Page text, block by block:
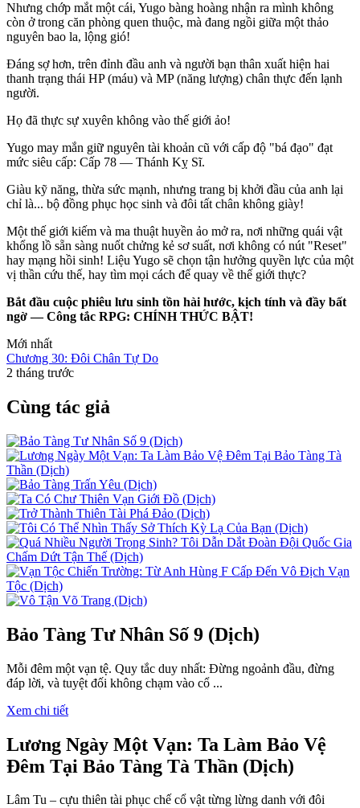
Nhưng chớp mắt một cái, Yugo bàng hoàng nhận ra mình không
còn ở trong căn phòng quen thuộc, mà đang ngồi giữa một thảo
nguyên bao la, lộng gió!
Đáng sợ hơn, trên đỉnh đầu anh và người bạn thân xuất hiện hai
thanh trạng thái HP (máu) và MP (năng lượng) chân thực đến lạnh
người.
Họ đã thực sự xuyên không vào thế giới ảo!
Yugo may mắn giữ nguyên tài khoản cũ với cấp độ "bá đạo" đạt
mức siêu cấp: Cấp 78 — Thánh Kỵ Sĩ.
Giàu kỹ năng, thừa sức mạnh, nhưng trang bị khởi đầu của anh lại
chỉ là... bộ đồng phục học sinh và đôi tất chân không giày!
Một thế giới kiếm và ma thuật huyền ảo mở ra, nơi những quái vật
khổng lồ sẵn sàng nuốt chửng kẻ sơ suất, nơi không có nút "Reset"
hay mạng hồi sinh! Liệu Yugo sẽ chọn tận hưởng quyền lực của một
vị thần cứu thế, hay tìm mọi cách để quay về thế giới thực?
Bắt đầu cuộc phiêu lưu sinh tồn hài hước, kịch tính và đầy bất
ngờ — Công tắc RPG: CHÍNH THỨC BẬT!
Mới nhất
Chương 30: Đôi Chân Tự Do
2 tháng trước
Cùng tác giả
Bảo Tàng Tư Nhân Số 9 (Dịch)
Mỗi đêm một vạn tệ. Quy tắc duy nhất: Đừng ngoảnh đầu, đừng
đáp lời, và tuyệt đối không chạm vào cổ ...
Xem chi tiết
Lương Ngày Một Vạn: Ta Làm Bảo Vệ
Đêm Tại Bảo Tàng Tà Thần (Dịch)
Lâm Tu – cựu thiên tài phục chế cổ vật từng lừng danh với đôi